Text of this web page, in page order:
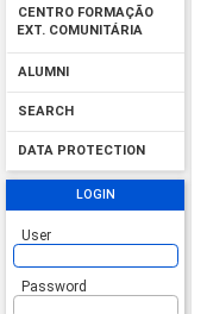
CENTRO FORMAÇÃO
EXT. COMUNITÁRIA
ALUMNI
SEARCH
DATA PROTECTION
LOGIN
User
Password